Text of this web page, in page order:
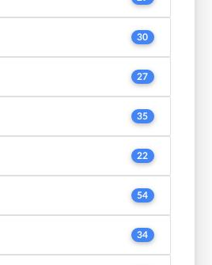
30
27
35
22
54
34